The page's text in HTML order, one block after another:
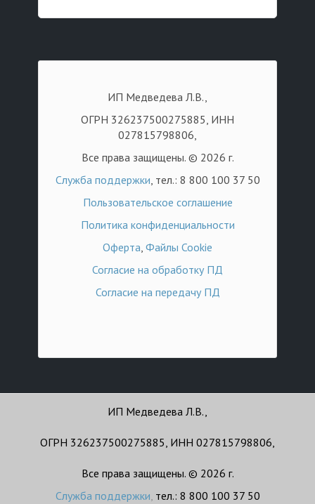
ИП Медведева Л.В.,
ОГРН 326237500275885, ИНН
027815798806,
Все права защищены. © 2026 г.
Служба поддержки, тел.: 8 800 100 37 50
Пользовательское соглашение
Политика конфиденциальности
Оферта, Файлы Cookie
Согласие на обработку ПД
Согласие на передачу ПД
ИП Медведева Л.В.,
ОГРН 326237500275885, ИНН 027815798806,
Все права защищены. © 2026 г.
Служба поддержки, тел.: 8 800 100 37 50